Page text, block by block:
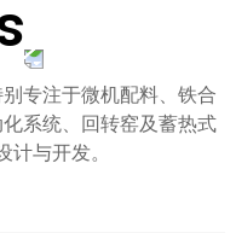
专注于微机配料、铁合
系统、回转窑及蓄热式
与开发。